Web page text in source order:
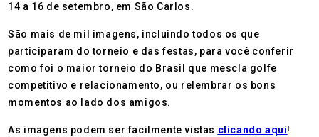
14 a 16 de setembro, em São Carlos.
São mais de mil imagens, incluindo todos os que
participaram do torneio e das festas, para você conferir
como foi o maior torneio do Brasil que mescla golfe
competitivo e relacionamento, ou relembrar os bons
momentos ao lado dos amigos.
As imagens podem ser facilmente vistas clicando aqui!